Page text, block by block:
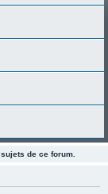
de ce forum.